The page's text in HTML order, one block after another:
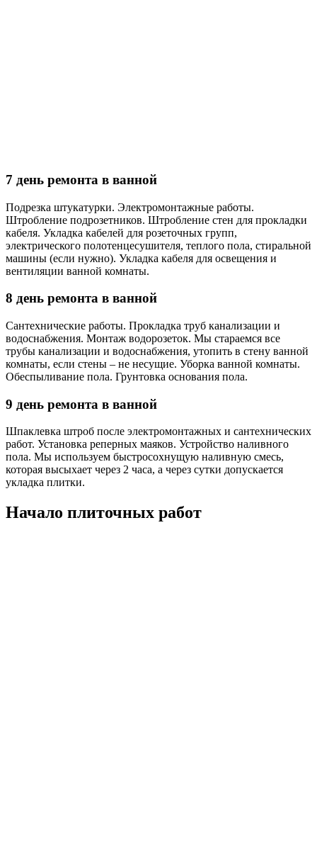
7 день ремонта в ванной
Подрезка штукатурки. Электромонтажные работы.
Штробление подрозетников. Штробление стен для прокладки
кабеля. Укладка кабелей для розеточных групп,
электрического полотенцесушителя, теплого пола, стиральной
машины (если нужно). Укладка кабеля для освещения и
вентиляции ванной комнаты.
8 день ремонта в ванной
Сантехнические работы. Прокладка труб канализации и
водоснабжения. Монтаж водорозеток. Мы стараемся все
трубы канализации и водоснабжения, утопить в стену ванной
комнаты, если стены – не несущие. Уборка ванной комнаты.
Обеспыливание пола. Грунтовка основания пола.
9 день ремонта в ванной
Шпаклевка штроб после электромонтажных и сантехнических
работ. Установка реперных маяков. Устройство наливного
пола. Мы используем быстросохнущую наливную смесь,
которая высыхает через 2 часа, а через сутки допускается
укладка плитки.
Начало плиточных работ